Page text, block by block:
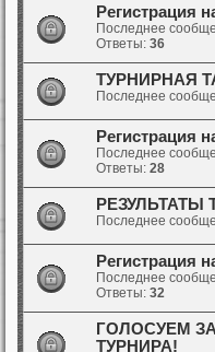
Регистрация
Последнее
Ответы: 36
ТУРНИРНАЯ
Последнее
Регистрация
Последнее
Ответы: 28
РЕЗУЛЬТАТЫ
Последнее
Регистрация
Последнее
Ответы: 32
ГОЛОСУЕМ
ТУРНИРА!